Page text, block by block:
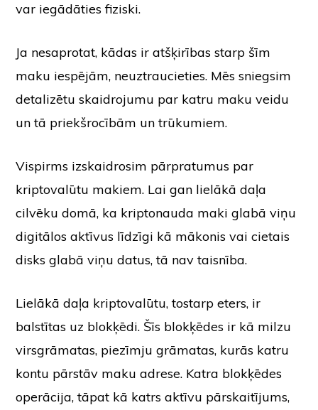
var iegādāties fiziski.
Ja nesaprotat, kādas ir atšķirības starp šīm
maku iespējām, neuztraucieties. Mēs sniegsim
detalizētu skaidrojumu par katru maku veidu
un tā priekšrocībām un trūkumiem.
Vispirms izskaidrosim pārpratumus par
kriptovalūtu makiem. Lai gan lielākā daļa
cilvēku domā, ka kriptonauda maki glabā viņu
digitālos aktīvus līdzīgi kā mākonis vai cietais
disks glabā viņu datus, tā nav taisnība.
Lielākā daļa kriptovalūtu, tostarp eters, ir
balstītas uz blokķēdi. Šīs blokķēdes ir kā milzu
virsgrāmatas, piezīmju grāmatas, kurās katru
kontu pārstāv maku adrese. Katra blokķēdes
operācija, tāpat kā katrs aktīvu pārskaitījums,